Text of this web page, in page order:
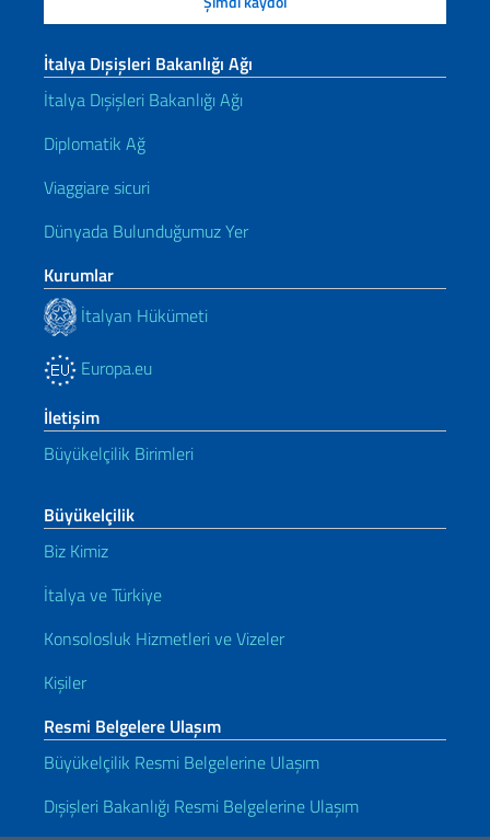
İtalya Dışişleri Bakanlığı Ağı
İtalya Dışişleri Bakanlığı Ağı
Diplomatik Ağ
Viaggiare sicuri
Dünyada Bulunduğumuz Yer
Kurumlar
İtalyan Hükümeti
Europa.eu
İletişim
Büyükelçilik Birimleri
Büyükelçilik
Biz Kimiz
İtalya ve Türkiye
Konsolosluk Hizmetleri ve Vizeler
Kişiler
Resmi Belgelere Ulaşım
Büyükelçilik Resmi Belgelerine Ulaşım
Dışişleri Bakanlığı Resmi Belgelerine Ulaşım